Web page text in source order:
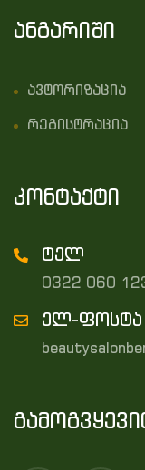
ანგარიში
ავტორიზაცია
რეგისტრაცია
კონტაქტი
ტელ
0322 060
ელ-ფოსტა